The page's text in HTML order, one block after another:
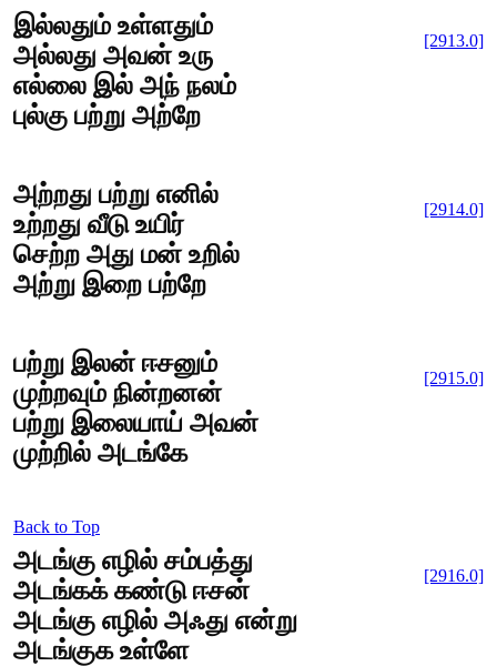
இல்லதும் உள்ளதும்
அல்லது அவன் உரு
எல்லை இல் அந் நலம்
புல்கு பற்று அற்றே
[2913.0]
அற்றது பற்று எனில்
உற்றது வீடு உயிர்
செற்ற அது மன் உறில்
அற்று இறை பற்றே
[2914.0]
பற்று இலன் ஈசனும்
முற்றவும் நின்றனன்
பற்று இலையாய் அவன்
முற்றில் அடங்கே
[2915.0]
Back to Top
அடங்கு எழில் சம்பத்து
அடங்கக் கண்டு ஈசன்
அடங்கு எழில் அஃது என்று
அடங்குக உள்ளே
[2916.0]